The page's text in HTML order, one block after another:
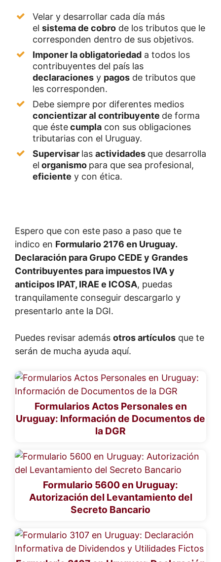
Velar y desarrollar cada día más
el sistema de cobro de los tributos que le
corresponden dentro de sus objetivos.
Imponer la obligatoriedad a todos los
contribuyentes del país las
declaraciones y pagos de tributos que
les corresponden.
Debe siempre por diferentes medios
concientizar al contribuyente de forma
que éstecumpla con sus obligaciones
tributarias con el Uruguay.
Supervisar las actividades que desarrolla
el organismo para que sea profesional,
eficiente y con ética.
Espero que con este paso a paso que te
indico en Formulario 2176 en Uruguay.
Declaración para Grupo CEDE y Grandes
Contribuyentes para impuestos IVA y
anticipos IPAT, IRAE e ICOSA, puedas
tranquilamente conseguir descargarlo y
presentarlo ante la DGI.
Puedes revisar además otros artículos que te
serán de mucha ayuda aquí.
Formularios Actos Personales en
Uruguay: Información de Documentos de
la DGR
Formulario 5600 en Uruguay:
Autorización del Levantamiento del
Secreto Bancario